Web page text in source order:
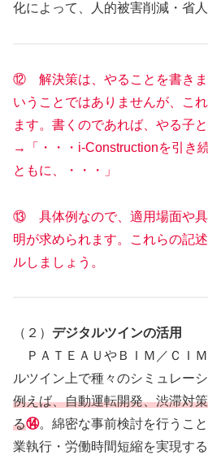
化によって、人的被害削減・省人
⑫ 解決策は、やることを書きま
いうことではありませんが、こ
ます。書くのであれば、やる子
→「・・・i-Constructionを引き
ともに、・・・」
⑬ 具体例なので、適用場面や具
明が求められます。これらの記
ルしましょう。
（２） デジタルツインの活用
ＰＡＴＥＡＵやＢＩＭ／ＣＩ
ルツイン上で種々のシミュレー
例えば、自動運転開発、渋滞対
る⑭。綿密な事前検討を行うこ
業執行・労働時間短縮を実現する